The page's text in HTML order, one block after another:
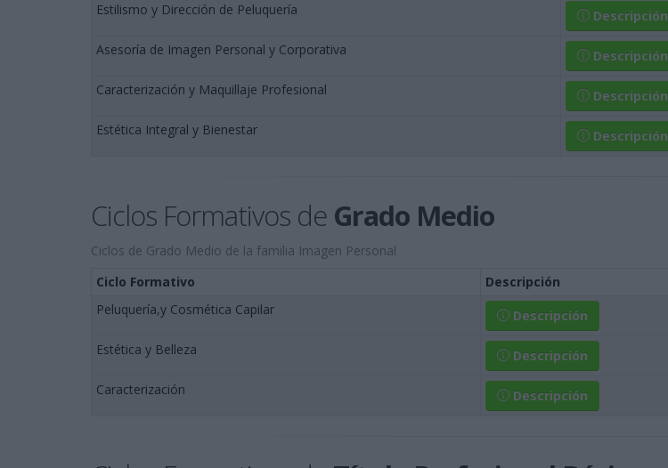
Estilismo y Dirección de Peluquería
Descripción
Asesoría de Imagen Personal y Corporativa Descripción
Caracterización y Maquillaje Profesional Descripción
Estética Integral y Bienestar Descripción
Ciclos Formativos de Grado Medio
Ciclos de Grado Medio de la familia Imagen Personal
Ciclo Formativo
Descripción
Peluquería,y Cosmética Capilar
Descripción
Estética y Belleza Descripción
Caracterización Descripción